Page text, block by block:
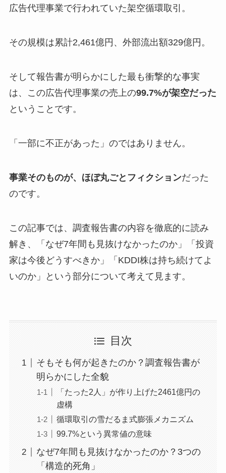
広告代理事業で行われていた架空循環取引。
その規模は累計2,461億円、外部流出額329億円。
そして報告書が明らかにした最も衝撃的な事実
は、この広告代理事業の売上の99.7%が架空だった
ということです。
「一部に不正があった」のではありません。
事業そのものが、ほぼ丸ごとフィクションだった
のです。
この記事では、調査報告書の内容を徹底的に読み
解き、「なぜ7年間も見抜けなかったのか」「投資
家は今後どうすべきか」「KDDI株は持ち続けてよ
いのか」という部分について考えて見ます。
目次
そもそも何が起きたのか？調査報告書が
明らかにした全貌
「たった2人」が作り上げた2461億円の
虚構
循環取引の雪だるま式膨張メカニズム
99.7%という異常値の意味
なぜ7年間も見抜けなかったのか？3つの
「構造的死角」